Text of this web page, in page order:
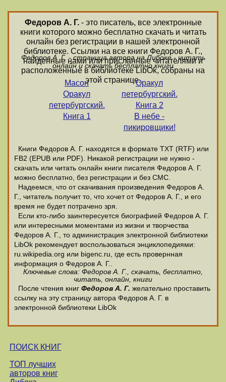
Федоров А. Г.- это писатель, все электронные
книги которого можно бесплатно скачать и читать
онлайн без регистрации в нашей электронной
библиотеке. Ссылки на все книги Федоров А. Г.,
найденные нами или присланные читателями и
расположенные в библиотеке LibOk, собраны на
этой странице.
Федоров А. Г. - страница автора на Либоке - читать
онлайн и скачать бесплатно книги
Масон
Оракул
петербургский.
Книга 1
Оракул
петербургский.
Книга 2
В небе -
пикировщики!
Книги Федоров А. Г. находятся в формате ТХТ (RTF) или
FB2 (EPUB или PDF). Никакой регистрации не нужно -
скачать или читать онлайн книги писателя Федоров А. Г.
можно бесплатно, без регистрации и без СМС.
Надеемся, что от скачивания произведения Федоров А.
Г., читатель получит то, что хочет от Федоров А. Г., и его
время не будет потрачено зря.
Если кто-либо заинтересуется биографией Федоров А. Г.
или интересными моментами из жизни и творчества
Федоров А. Г., то администрация электронной библиотеки
LibOk рекомендует воспользоваться энциклопедиями:
ru.wikipedia.org или bigenc.ru, где есть провернная
информация о Федоров А. Г..
Ключевые слова: Федоров А. Г., скачать, бесплатно,
читать, онлайн, книги
После чтения книг Федоров А. Г. желательно проставить
ссылку на эту страницу автора Федоров А. Г. в
электронной библиотеки LibOk
ПОИСК КНИГ
ТОП лучших
авторов книг